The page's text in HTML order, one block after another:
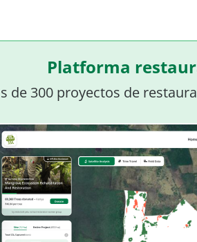
Platforma
de 300 proyectos de